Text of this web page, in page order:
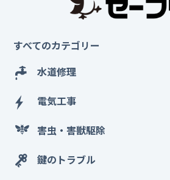
すべてのカテゴリー
水道修理
電気工事
害虫・害獣駆除
鍵のトラブル